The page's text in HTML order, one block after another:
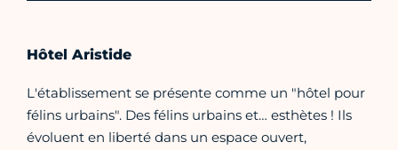
Hôtel Aristide
L'établissement se présente comme un "hôtel pour
félins urbains". Des félins urbains et… esthètes ! Ils
évoluent en liberté dans un espace ouvert,